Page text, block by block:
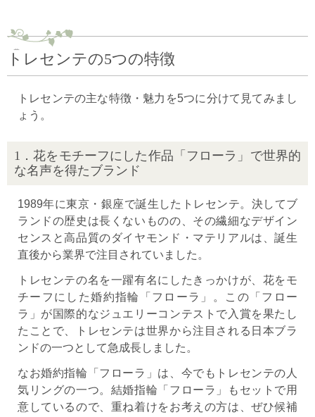
トレセンテの5つの特徴
トレセンテの主な特徴・魅力を5つに分けて見てみまし
ょう。
1．花をモチーフにした作品「フローラ」で世界的
な名声を得たブランド
1989年に東京・銀座で誕生したトレセンテ。決してブ
ランドの歴史は長くないものの、その繊細なデザイン
センスと高品質のダイヤモンド・マテリアルは、誕生
直後から業界で注目されていました。
トレセンテの名を一躍有名にしたきっかけが、花をモ
チーフにした婚約指輪「フローラ」。この「フロー
ラ」が国際的なジュエリーコンテストで入賞を果たし
たことで、トレセンテは世界から注目される日本ブラ
ンドの一つとして急成長しました。
なお婚約指輪「フローラ」は、今でもトレセンテの人
気リングの一つ。結婚指輪「フローラ」もセットで用
意しているので、重ね着けをお考えの方は、ぜひ候補